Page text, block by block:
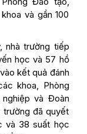
và gần 100
nhà trường tiếp
học và 57 hồ
kết quả đánh
khoa, Phòng
và Đoàn
trường đã quyết
và 38 suất học